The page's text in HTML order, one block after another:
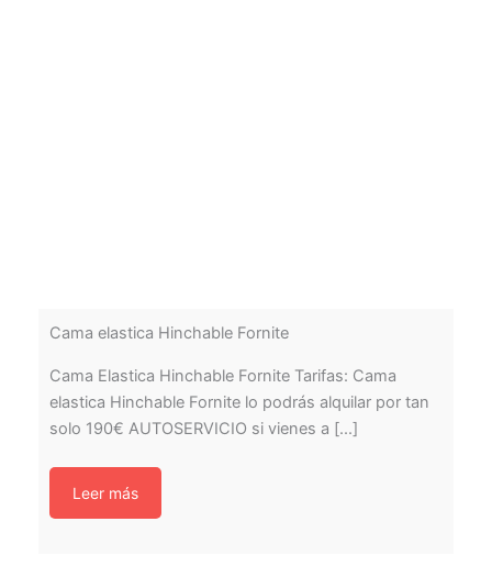
Cama elastica Hinchable Fornite
Cama Elastica Hinchable Fornite Tarifas: Cama
elastica Hinchable Fornite lo podrás alquilar por tan
solo 190€ AUTOSERVICIO si vienes a [...]
Leer más